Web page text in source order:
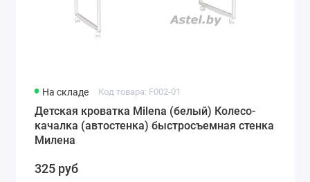
На складе Код товара: F002-01
Детская кроватка Milena (белый) Колесо-
качалка (автостенка) быстросъемная стенка
Милена
325 руб